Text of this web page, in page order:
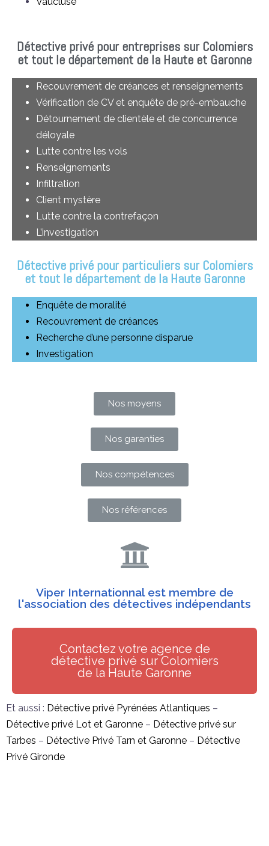
Détective privé pour entreprises sur Colomiers
et tout le département de la Haute et Garonne
Recouvrement de créances et renseignements
Vérification de CV et enquête de pré-embauche
Détournement de clientèle et de concurrence
déloyale
Lutte contre les vols
Renseignements
Infiltration
Client mystère
Lutte contre la contrefaçon
L’investigation
Détective privé pour particuliers sur Colomiers
et tout le département de la Haute Garonne
Enquête de moralité
Recouvrement de créances
Recherche d’une personne disparue
Investigation
Nos moyens
Nos garanties
Nos compétences
Nos références
Viper Internationnal est membre de
l'association des détectives indépendants
Contactez votre agence de
détective privé sur Colomiers
de la Haute Garonne
Et aussi : Détective privé Pyrénées Atlantiques –
Détective privé Lot et Garonne – Détective privé sur
Tarbes – Détective Privé Tarn et Garonne – Détective
Privé Gironde